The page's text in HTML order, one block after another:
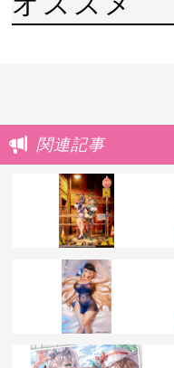
関連記事